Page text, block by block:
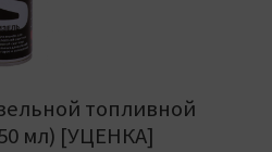
топливной
мл) [УЦЕНКА]